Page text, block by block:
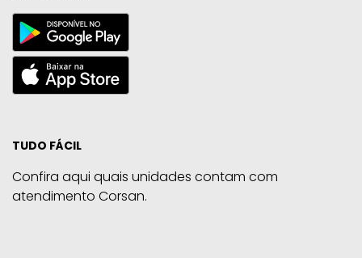
TUDO FÁCIL
Confira aqui quais unidades contam com
atendimento Corsan.